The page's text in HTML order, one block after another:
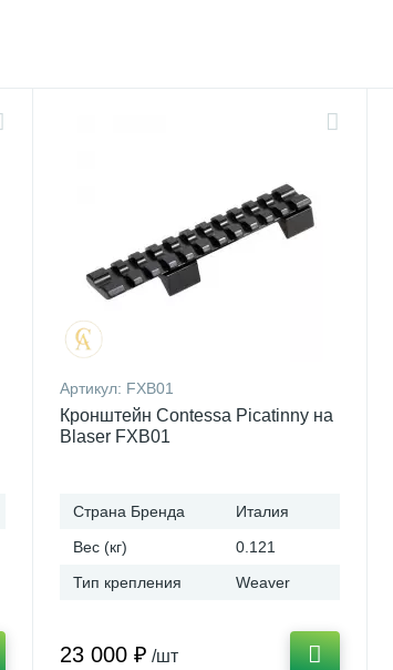
Артикул: FXB01
Кронштейн Contessa Picatinny на
Blaser FXB01
Страна Бренда
Италия
Вес (кг)
0.121
Тип крепления
Weaver
23 000 ₽ /шт